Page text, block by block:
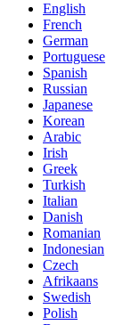
English
French
German
Portuguese
Spanish
Russian
Japanese
Korean
Arabic
Irish
Greek
Turkish
Italian
Danish
Romanian
Indonesian
Czech
Afrikaans
Swedish
Polish